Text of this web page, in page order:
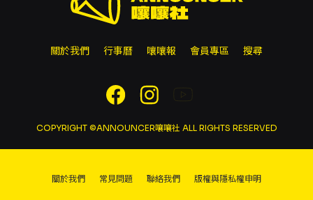
關於我們 行事曆 嚷嚷報 會員專區 搜尋
COPYRIGHT ©ANNOUNCER嚷嚷社 ALL RIGHTS RESERVED
關於我們 常見問題 聯絡我們 版權與隱私權申明